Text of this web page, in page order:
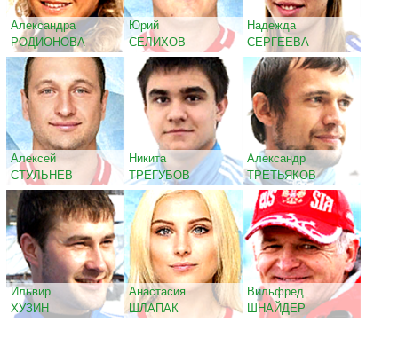
Александра
РОДИОНОВА
Юрий
СЕЛИХОВ
Надежда
СЕРГЕЕВА
Алексей
СТУЛЬНЕВ
Никита
ТРЕГУБОВ
Александр
ТРЕТЬЯКОВ
Ильвир
ХУЗИН
Анастасия
ШЛАПАК
Вильфред
ШНАЙДЕР